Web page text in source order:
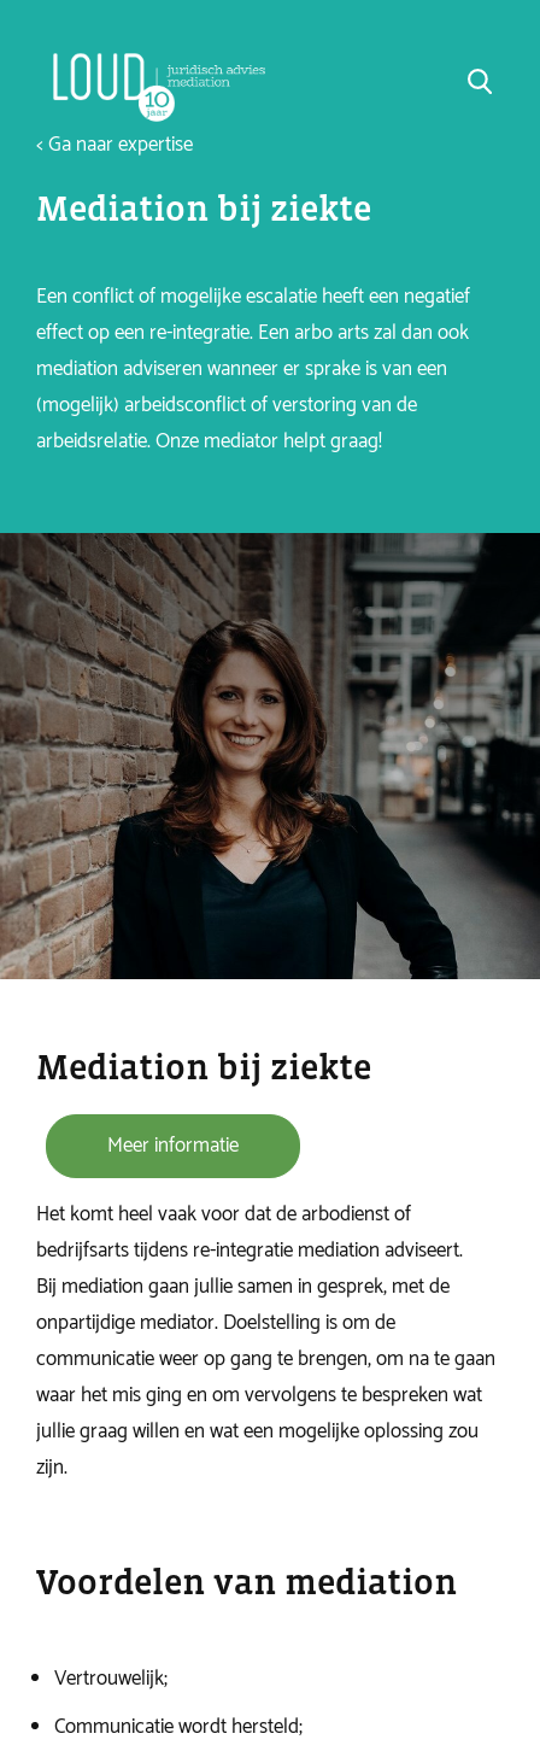
< Ga naar expertise
Mediation bij ziekte
Een conflict of mogelijke escalatie heeft een negatief
effect op een re-integratie. Een arbo arts zal dan ook
mediation adviseren wanneer er sprake is van een
(mogelijk) arbeidsconflict of verstoring van de
arbeidsrelatie. Onze mediator helpt graag!
Mediation bij ziekte
Meer informatie
Het komt heel vaak voor dat de arbodienst of
bedrijfsarts tijdens re-integratie mediation adviseert.
Bij mediation gaan jullie samen in gesprek, met de
onpartijdige mediator. Doelstelling is om de
communicatie weer op gang te brengen, om na te gaan
waar het mis ging en om vervolgens te bespreken wat
jullie graag willen en wat een mogelijke oplossing zou
zijn.
Voordelen van mediation
Vertrouwelijk;
Communicatie wordt hersteld;